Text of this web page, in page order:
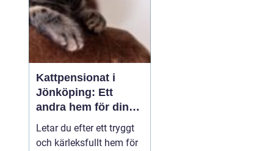
Kattpensionat i
Jönköping: Ett
andra hem för din
katt
Letar du efter ett tryggt
och kärleksfullt hem för